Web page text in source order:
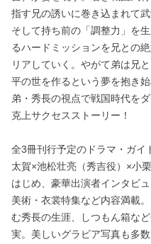
指す兄の誘いに巻き込まれて
そして持ち前の「調整力」を
るハードミッションを兄との
リアしていく。やがて弟は兄
平の世を作るという夢を抱き
弟・秀長の視点で戦国時代を
克上サクセスストーリー！
全3冊刊行予定のドラマ・ガイ
太賀×池松壮亮（秀吉役）×小
はじめ、豪華出演者インタビ
美術・衣裳特集など内容満載
む秀長の生涯、しつもん箱な
実。美しいグラビア写真も多